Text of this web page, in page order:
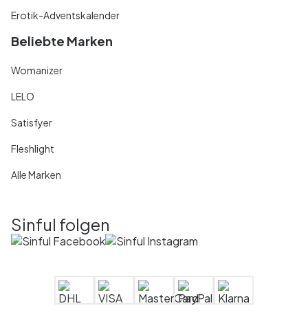
Erotik-Adventskalender
Beliebte Marken
Womanizer
LELO
Satisfyer
Fleshlight
Alle Marken
Sinful folgen